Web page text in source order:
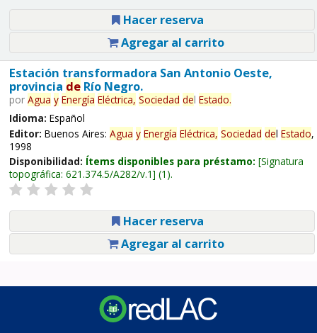
Hacer reserva
Agregar al carrito
Estación transformadora San Antonio Oeste,
provincia deRío Negro.
por Agua y Energía Eléctrica, Sociedad del Estado.
Idioma: Español
Editor: Buenos Aires: Agua y Energía Eléctrica, Sociedad del Estado,
1998
Disponibilidad: Ítems disponibles para préstamo: Signatura
topográfica: 621.374.5/A282/v.1 (1).
Hacer reserva
Agregar al carrito